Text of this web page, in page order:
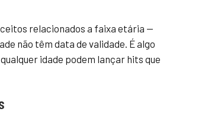
relacionados a faixa etária —
não têm data de validade. É algo
idade podem lançar hits que